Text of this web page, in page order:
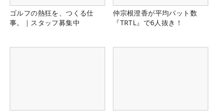
ゴルフの熱狂を、つくる仕
事。｜スタッフ募集中
仲宗根澄香が平均パット数
『TRTL』で6人抜き！